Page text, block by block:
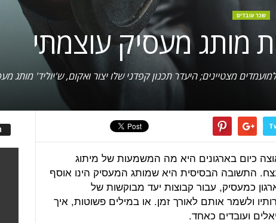
שכר עובדים
מצטיינים; היעדר תכנון קפדני שלו יצור ואקום, ש'יוליד' מותג
כיום בארגונים היא מה המשמעות של מיתוג
התשובה הבסיסית היא שמותג המעסיק הינו אוסף
כמעסיק, עבור קבוצות יעד מבוקשות של
ולשמר אותם לאורך זמן. או במילים פשוטות, איך
ועובדים כאחד.